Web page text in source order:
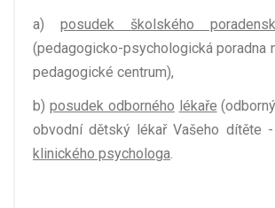
a) posudek školského
(pedagogicko-psychologická poradna
pedagogické centrum),
b) posudek odborného lékaře
obvodní dětský lékař Vašeho dítěte
klinického psychologa.